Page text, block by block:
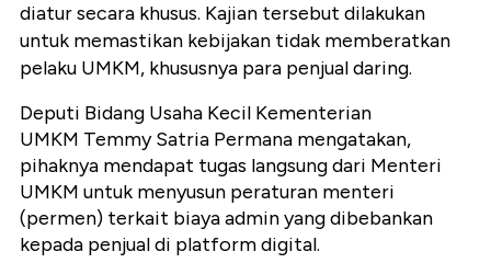
diatur secara khusus. Kajian tersebut dilakukan
untuk memastikan kebijakan tidak memberatkan
pelaku UMKM, khususnya para penjual daring.
Deputi Bidang Usaha Kecil Kementerian
UMKM Temmy Satria Permana mengatakan,
pihaknya mendapat tugas langsung dari Menteri
UMKM untuk menyusun peraturan menteri
(permen) terkait biaya admin yang dibebankan
kepada penjual di platform digital.